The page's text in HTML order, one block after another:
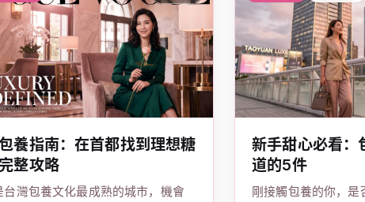
養指南：在首都找到理想糖
整攻略
台灣包養文化最成熟的城市，機會
新手甜心必看：
道的5件
剛接觸包養的你，是